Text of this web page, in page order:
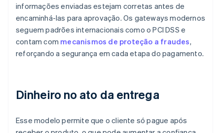
informações enviadas estejam corretas antes de
encaminhá-las para aprovação. Os gateways modernos
seguem padrões internacionais como o PCI DSS e
contam com mecanismos de proteção a fraudes,
reforçando a segurança em cada etapa do pagamento.
Dinheiro no ato da entrega
Esse modelo permite que o cliente só pague após